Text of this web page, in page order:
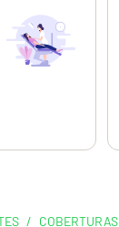
/ COBERTURAS